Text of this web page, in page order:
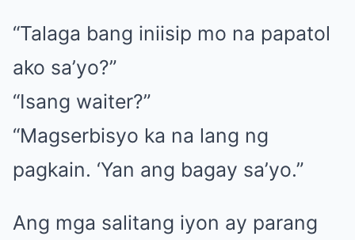
“Talaga bang iniisip mo na papatol
ako sa’yo?”
“Isang waiter?”
“Magserbisyo ka na lang ng
pagkain. ‘Yan ang bagay sa’yo.”
Ang mga salitang iyon ay parang